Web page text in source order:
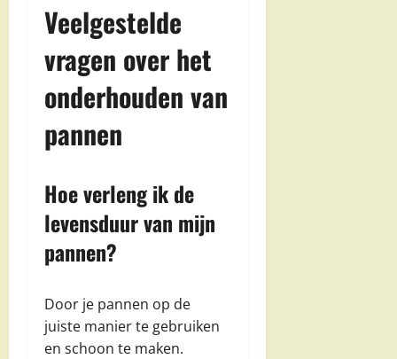
Veelgestelde
vragen over het
onderhouden van
pannen
Hoe verleng ik de
levensduur van mijn
pannen?
Door je pannen op de
juiste manier te gebruiken
en schoon te maken.